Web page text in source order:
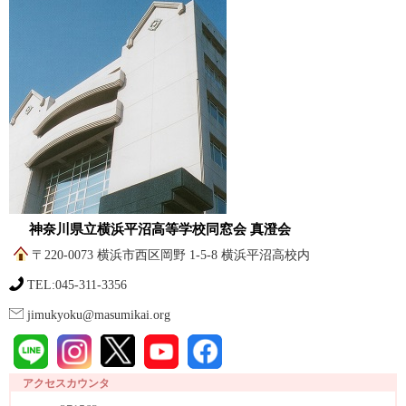
神奈川県立横浜平沼高等学校同窓会 真澄会
〒220-0073 横浜市西区岡野 1-5-8 横浜平沼高校内
TEL:045-311-3356
jimukyoku@masumikai.org
アクセスカウンタ